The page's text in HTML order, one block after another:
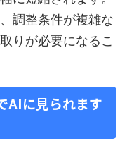
調整条件が複雑な
りが必要になるこ
AIに見られます